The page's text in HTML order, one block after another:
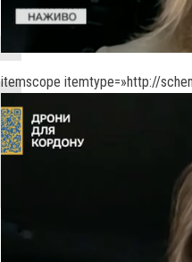
itemscope itemtype=»http://